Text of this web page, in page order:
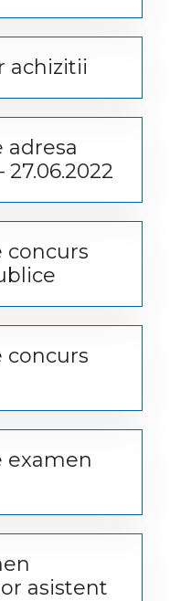
achizitii
concurs
concurs
examen
asistent